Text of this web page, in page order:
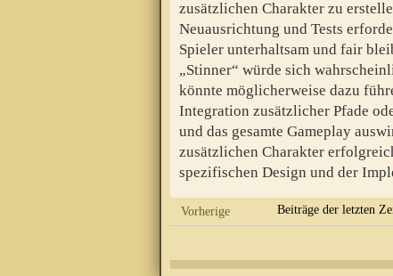
zusätzlichen Charakter zu
Neuausrichtung und Tests
Spieler unterhaltsam und fair
„Stinner“ würde sich
könnte möglicherweise dazu
Integration zusätzlicher Pfade
und das gesamte Gameplay
zusätzlichen Charakter
spezifischen Design und der
Vorherige Beiträge der letzten